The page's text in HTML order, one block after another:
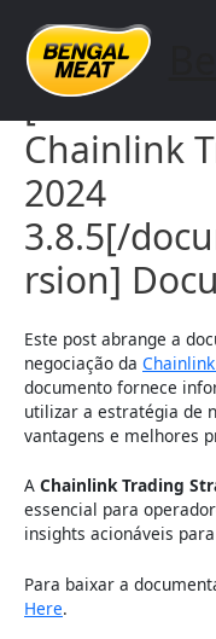
content
Chainlink
2024
3.8.5[/
rsion]
Este post abrange a
negociação da
documento fornece
utilizar a estratégia de
vantagens e melhores
A Chainlink Trading
essencial para
insights acionáveis
Para baixar a
Here.